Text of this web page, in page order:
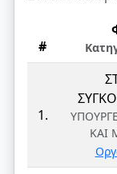
#
1.
ΚΑΙ